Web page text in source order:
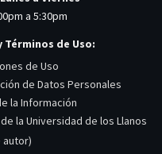
a 5:30pm
de Uso:
de Uso
de Datos Personales
la Información
la Universidad de los Llanos
autor)